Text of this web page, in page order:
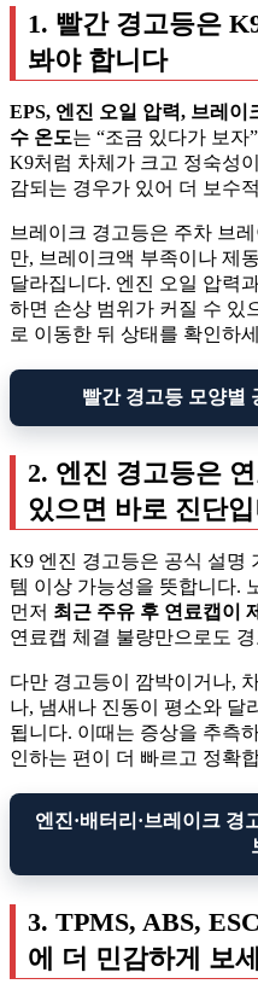
1. 빨간 경고등은
봐야 합니다
EPS, 엔진 오일 압력, 브레
수 온도는 “조금 있다가 보자
K9처럼 차체가 크고 정숙성
감되는 경우가 있어 더 보수
브레이크 경고등은 주차 브
만, 브레이크액 부족이나 제
달라집니다. 엔진 오일 압력
하면 손상 범위가 커질 수 있
로 이동한 뒤 상태를 확인하
빨간 경고등 모양별
2. 엔진 경고등은
있으면 바로 진단
K9 엔진 경고등은 공식 설명
템 이상 가능성을 뜻합니다.
먼저 최근 주유 후 연료캡이
연료캡 체결 불량만으로도
다만 경고등이 깜박이거나,
나, 냄새나 진동이 평소와 달
됩니다. 이때는 증상을 추측
인하는 편이 더 빠르고 정확
엔진·배터리·브레이크 경
3. TPMS, ABS,
에 더 민감하게 보